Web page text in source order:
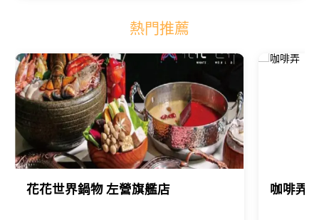
熱門推薦
花花世界鍋物 左營旗艦店 咖啡弄